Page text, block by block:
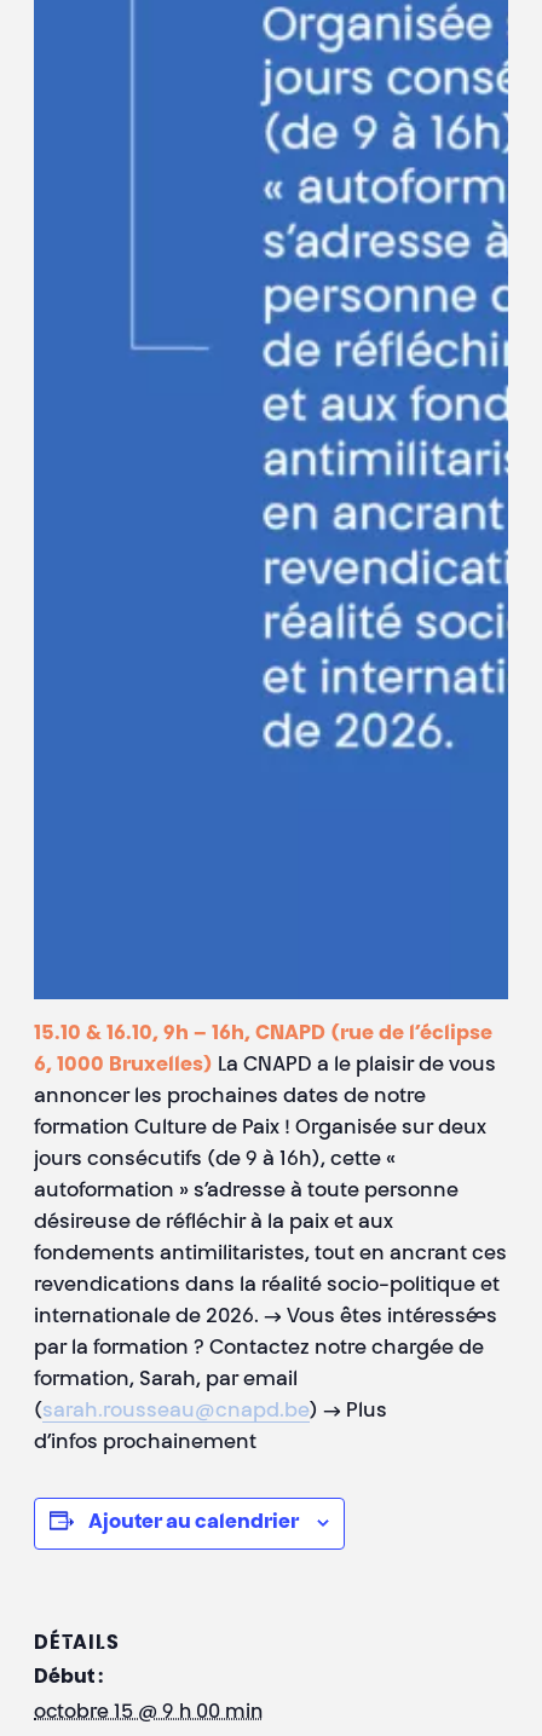
15.10 & 16.10, 9h – 16h, CNAPD (rue de l’éclipse
6, 1000 Bruxelles) La CNAPD a le plaisir de vous
annoncer les prochaines dates de notre
formation Culture de Paix ! Organisée sur deux
jours consécutifs (de 9 à 16h), cette «
autoformation » s’adresse à toute personne
désireuse de réfléchir à la paix et aux
fondements antimilitaristes, tout en ancrant ces
revendications dans la réalité socio-politique et
internationale de 2026. → Vous êtes intéressé·es
par la formation ? Contactez notre chargée de
formation, Sarah, par email
(sarah.rousseau@cnapd.be) → Plus
d’infos prochainement
Ajouter au calendrier
DÉTAILS
Début :
octobre 15 @ 9 h 00 min